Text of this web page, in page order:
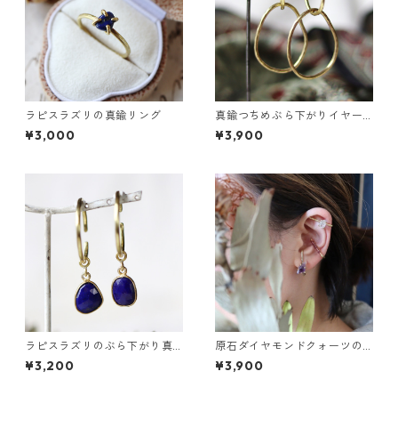
ラピスラズリの真鍮リング
¥3,000
真鍮つちめぶら下がりイヤー
カフ
¥3,900
ラピスラズリのぶら下がり真
鍮イヤーカフ
¥3,200
原石ダイヤモンドクォーツの
イヤーカフ（インダストリア
ル風）
¥3,900